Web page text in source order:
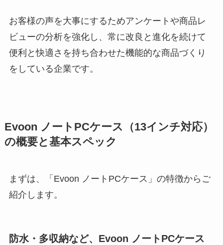
お客様の声を大事にするためアンケートや商品レ
ビューの分析を強化し、常に改良と進化を続けて
便利と快適さを持ち合わせた機能的な商品づくり
をしている企業です。
Evoon ノートPCケース（13インチ対応）
の概要と基本スペック
まずは、「Evoon ノートPCケース」の特徴からご
紹介します。
防水・多収納など、Evoon ノートPCケース